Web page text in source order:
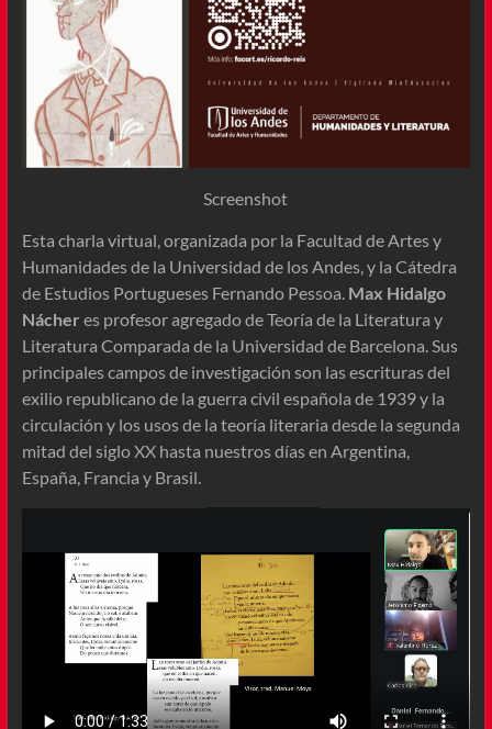
Screenshot
Esta charla virtual, organizada por la Facultad de Artes y
Humanidades de la Universidad de los Andes, y la Cátedra
de Estudios Portugueses Fernando Pessoa. Max Hidalgo
Nácher es profesor agregado de Teoría de la Literatura y
Literatura Comparada de la Universidad de Barcelona. Sus
principales campos de investigación son las escrituras del
exilio republicano de la guerra civil española de 1939 y la
circulación y los usos de la teoría literaria desde la segunda
mitad del siglo XX hasta nuestros días en Argentina,
España, Francia y Brasil.